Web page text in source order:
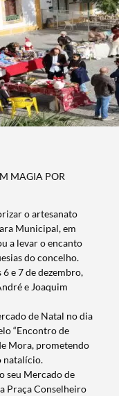
MAGIA POR
o artesanato
Municipal, em
a levar o encanto
do concelho.
6 e 7 de dezembro,
e Joaquim
de Natal no dia
“Encontro de
Mora, prometendo
natalício.
seu Mercado de
Praça Conselheiro